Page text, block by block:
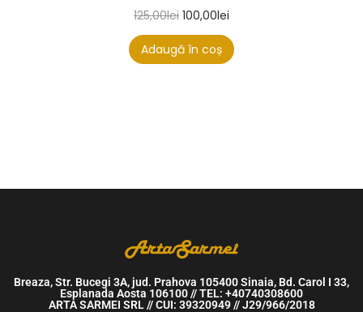
125,00lei 100,00lei
Adaugă în coș
Breaza, Str. Bucegi 3A, jud. Prahova 105400 Sinaia, Bd. Carol I 33,
Esplanada Aosta 106100 // TEL: +40740308600
ARTA SARMEI SRL // CUI: 39320949 // J29/966/2018